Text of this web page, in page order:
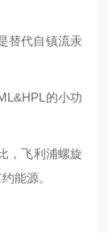
替代自镇流汞
的小功
，飞利浦螺旋
能源。